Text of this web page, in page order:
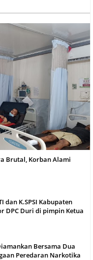
Brutal, Korban Alami
dan K.SPSI Kabupaten
DPC Duri di pimpin Ketua
Bersama Dua
Peredaran Narkotika